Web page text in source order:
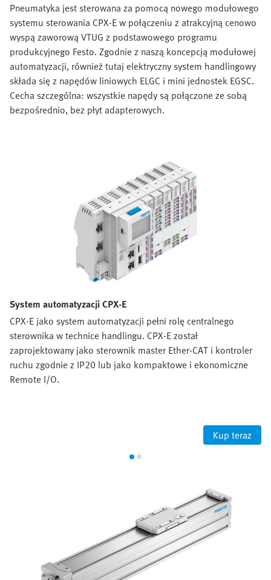
Pneumatyka jest sterowana za pomocą nowego modułowego
systemu sterowania CPX-E w połączeniu z atrakcyjną cenowo
wyspą zaworową VTUG z podstawowego programu
produkcyjnego Festo. Zgodnie z naszą koncepcją modułowej
automatyzacji, również tutaj elektryczny system handlingowy
składa się z napędów liniowych ELGC i mini jednostek EGSC.
Cecha szczególna: wszystkie napędy są połączone ze sobą
bezpośrednio, bez płyt adapterowych.
System automatyzacji CPX-E
CPX-E jako system automatyzacji pełni rolę centralnego
sterownika w technice handlingu. CPX-E został
zaprojektowany jako sterownik master Ether-CAT i kontroler
ruchu zgodnie z IP20 lub jako kompaktowe i ekonomiczne
Remote I/O.
Kup teraz